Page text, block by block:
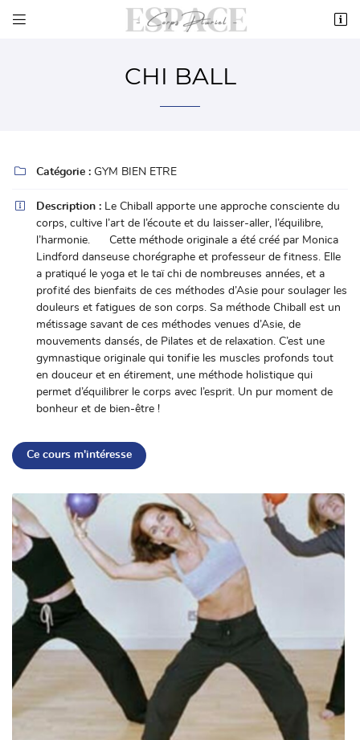
 
Adresse email de réception
Recopier le code ci-contre
Rafraîchir le captcha
l'adresse email indiqué ci-dessus. Vous pouvez vous désinscrire à tout moment en
utilisant le formulaire de désinscription
CHI BALL
 Catégorie : GYM BIEN ETRE
 Description : Le Chiball apporte une approche consciente du
corps, cultive l’art de l’écoute et du laisser-aller, l’équilibre,
l’harmonie. Cette méthode originale a été créé par Monica
Lindford danseuse chorégraphe et professeur de fitness. Elle
a pratiqué le yoga et le taï chi de nombreuses années, et a
profité des bienfaits de ces méthodes d’Asie pour soulager les
douleurs et fatigues de son corps. Sa méthode Chiball est un
métissage savant de ces méthodes venues d’Asie, de
mouvements dansés, de Pilates et de relaxation. C’est une
gymnastique originale qui tonifie les muscles profonds tout
en douceur et en étirement, une méthode holistique qui
permet d’équilibrer le corps avec l’esprit. Un pur moment de
bonheur et de bien-être !
Ce cours m'intéresse